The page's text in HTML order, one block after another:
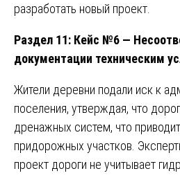
разработать новый проект.
Раздел 11: Кейс №6 —
документации техническим
Жители деревни подали иск к
поселения, утверждая, что
дренажных систем, что
придорожных участков.
проект дороги не учитывает